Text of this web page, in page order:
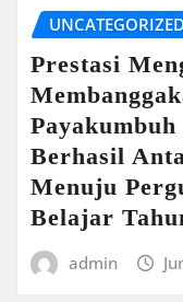
UNCATEGORIZED
Prestasi
Berhasil
Menuju
Belajar
admin